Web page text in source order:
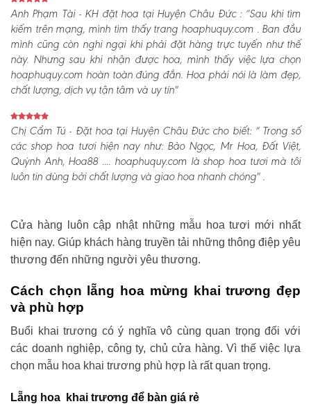
Anh Phạm Tài - KH đặt hoa tại Huyện Châu Đức :“Sau khi tìm
kiếm trên mạng, mình tìm thấy trang hoaphuquy.com . Ban đầu
mình cũng còn nghi ngại khi phải đặt hàng trực tuyến như thế
này. Nhưng sau khi nhận được hoa, mình thấy việc lựa chọn
hoaphuquy.com hoàn toàn đúng đắn. Hoa phải nói là làm đẹp,
chất lượng, dịch vụ tận tâm và uy tín"
Chị Cẩm Tú - Đặt hoa tại Huyện Châu Đức cho biết:“ Trong số
các shop hoa tươi hiện nay như: Bảo Ngọc, Mr Hoa, Đất Việt,
Quỳnh Anh, Hoa88 .... hoaphuquy.com là shop hoa tươi mà tôi
luôn tin dùng bởi chất lượng và giao hoa nhanh chóng" .
Cửa hàng luôn cập nhật những mẫu hoa tươi mới nhất
hiện nay. Giúp khách hàng truyền tải những thông điệp yêu
thương đến những người yêu thương.
Cách chọn lẵng hoa mừng khai trương đẹp
và phù hợp
Buổi khai trương có ý nghĩa vô cùng quan trọng đối với
các doanh nghiệp, công ty, chủ cửa hàng. Vì thế việc lựa
chọn mẫu hoa khai trương phù hợp là rất quan trọng.
Lẵng hoa khai trương để bàn giá rẻ